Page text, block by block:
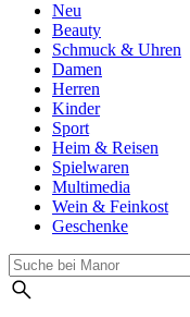
Neu
Beauty
Schmuck & Uhren
Damen
Herren
Kinder
Sport
Heim & Reisen
Spielwaren
Multimedia
Wein & Feinkost
Geschenke